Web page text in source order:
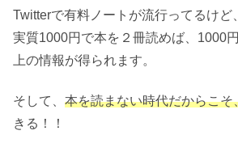
Twitterで有料ノートが流行ってるけど
実質1000円で本を２冊読めば、1000
上の情報が得られます。
そして、 本を読まない時代だからこそ
きる！！